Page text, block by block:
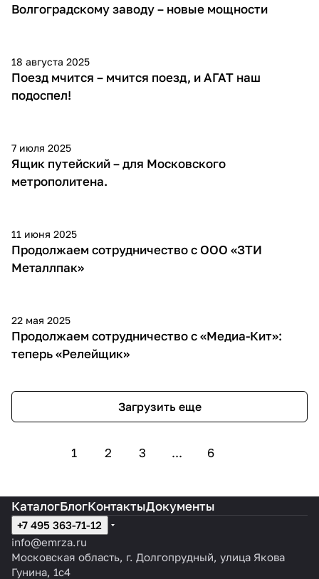
Волгоградскому заводу – новые мощности
18 августа 2025
Поезд мчится – мчится поезд, и АГАТ наш
подоспел!
7 июля 2025
Ящик путейский – для Московского
метрополитена.
11 июня 2025
Продолжаем сотрудничество с ООО «ЗТИ
Металлпак»
22 мая 2025
Продолжаем сотрудничество с «Медиа-Кит»:
теперь «Релейщик»
Загрузить еще
1 2 3 ... 6
КаталогБлогКонтактыДокументы
+7 495 363-71-12
info@emrza.ru
Московская область, г. Долгопрудный, улица Якова
Гунина, 1с4